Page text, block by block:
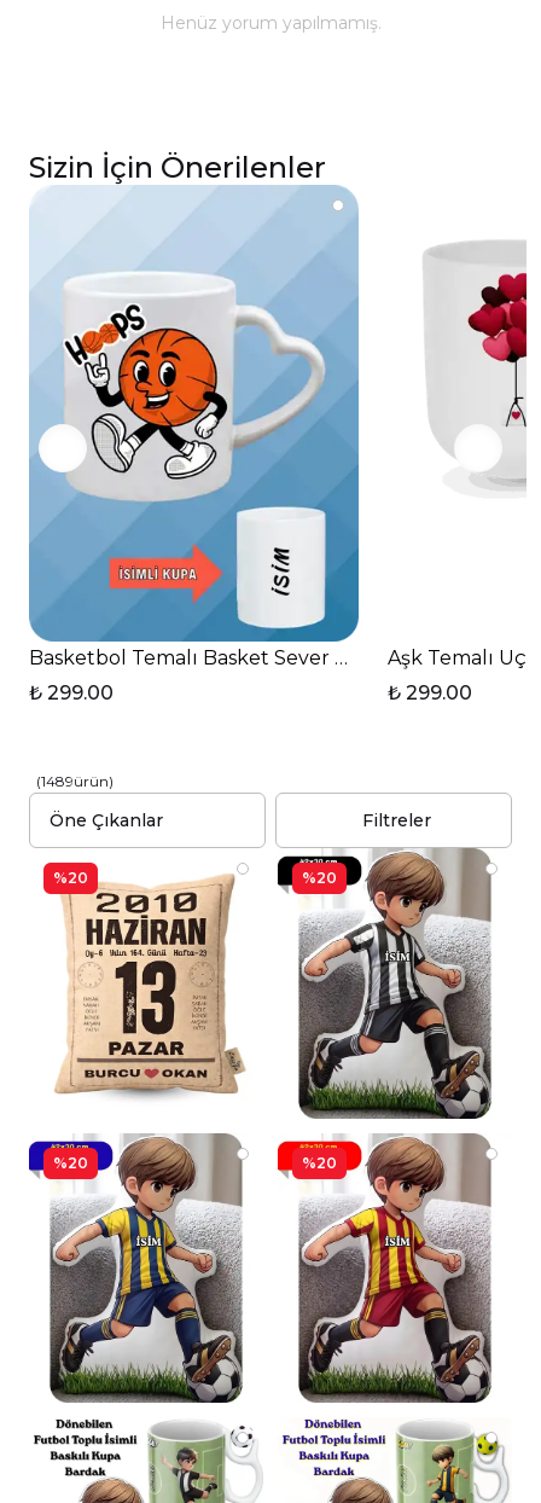
Henüz yorum yapılmamış.
Sizin İçin Önerilenler
Basketbol Temalı Basket Sever Kalp Kulplu Kupa
₺ 299.00
Aşk Temalı
₺ 299.00
(1489ürün)
Filtreler
%20 %20
%20 %20